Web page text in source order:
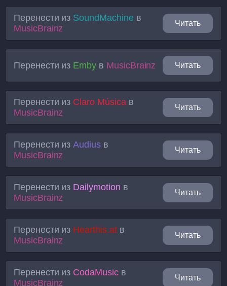
Перенести из SoundMachine в
MusicBrainz
Читать
Перенести из Emby в MusicBrainz Читать
Перенести из Claro Músicaв
MusicBrainz
Читать
Перенести изAudius в
MusicBrainz
Читать
Перенести из Dailymotion в
MusicBrainz
Читать
Перенести из Hearthis.atв
MusicBrainz
Читать
Перенести из CodaMusicв
MusicBrainz
Читать